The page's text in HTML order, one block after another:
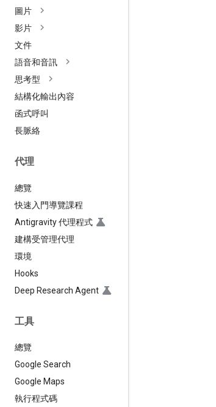
圖片
影片
文件
語音和音訊
思考型
結構化輸出內容
函式呼叫
長脈絡
代理
總覽
快速入門導覽課程
Antigravity 代理程式
建構受管理代理
環境
Hooks
Deep Research Agent
工具
總覽
Google Search
Google Maps
執行程式碼